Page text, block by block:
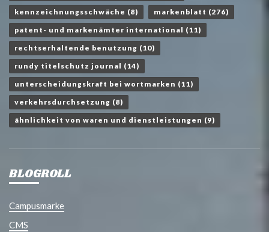
kennzeichnungsschwäche (8) markenblatt (276)
patent- und markenämter international (11)
rechtserhaltende benutzung (10)
rundy titelschutz journal (14)
unterscheidungskraft bei wortmarken (11)
verkehrsdurchsetzung (8)
ähnlichkeit von waren und dienstleistungen (9)
BLOGROLL
Campusmarke
CMS